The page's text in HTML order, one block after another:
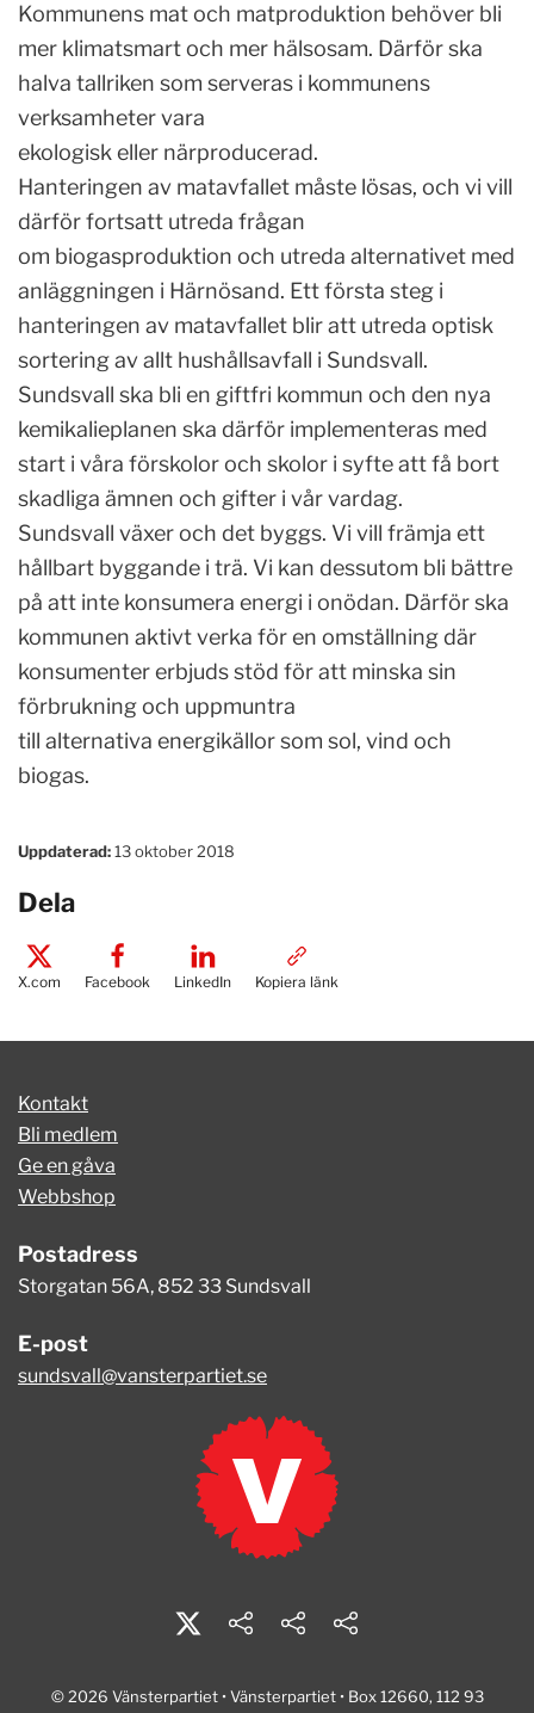
Kommunens mat och matproduktion behöver bli
mer klimatsmart och mer hälsosam. Därför ska
halva tallriken som serveras i kommunens
verksamheter vara
ekologisk eller närproducerad.
Hanteringen av matavfallet måste lösas, och vi vill
därför fortsatt utreda frågan
om biogasproduktion och utreda alternativet med
anläggningen i Härnösand. Ett första steg i
hanteringen av matavfallet blir att utreda optisk
sortering av allt hushållsavfall i Sundsvall.
Sundsvall ska bli en giftfri kommun och den nya
kemikalieplanen ska därför implementeras med
start i våra förskolor och skolor i syfte att få bort
skadliga ämnen och gifter i vår vardag.
Sundsvall växer och det byggs. Vi vill främja ett
hållbart byggande i trä. Vi kan dessutom bli bättre
på att inte konsumera energi i onödan. Därför ska
kommunen aktivt verka för en omställning där
konsumenter erbjuds stöd för att minska sin
förbrukning och uppmuntra
till alternativa energikällor som sol, vind och
biogas.
Uppdaterad:13 oktober 2018
Dela
X.com Facebook LinkedIn Kopiera länk
Kontakt
Bli medlem
Ge en gåva
Webbshop
Postadress
Storgatan 56A, 852 33 Sundsvall
E-post
sundsvall@vansterpartiet.se
© 2026 Vänsterpartiet • Vänsterpartiet • Box 12660, 112 93